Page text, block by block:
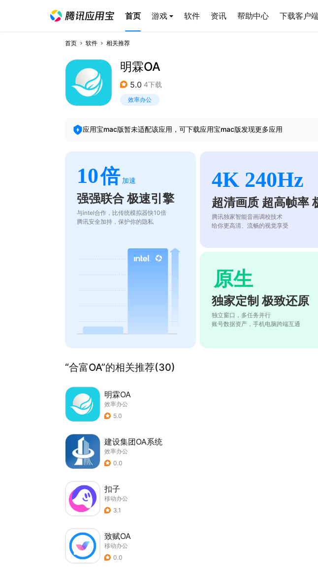
首页 游戏 软件 资讯 帮助中心 下载客户
首页 软件 相关推荐
明霖OA
5.0 4下载
效率办公
应用宝mac版暂未适配该应用，可下载应用宝mac版发现更多应用
10倍 加速
强强联合 极速引擎
与intel合作，比传统模拟器快10倍
腾讯安全加持，保护你的隐私
4K 240Hz
超清画质 超高帧率
腾讯独家智能音画调校技术
给你更高清、流畅的视觉享受
原生
独家定制 极致还原
独立窗口，多任务并行
账号数据资产，手机电脑跨端互通
“合富OA”的相关推荐(30)
明霖OA
效率办公
5.0
建设集团OA系统
效率办公
0.0
扣子
移动办公
3.1
致赋OA
移动办公
0.0